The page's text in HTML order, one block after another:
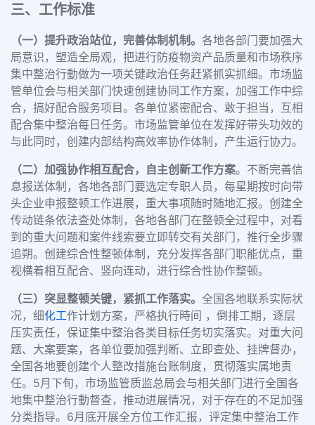
三、工作标准
（一）提升政治站位，完善体制机制。 各地各部门要加强大
局意识，塑造全局观，把进行防疫物资产品质量和市场秩序
集中整治行動做为一项关键政治任务赶紧抓实抓细。市场监
管单位会与相关部门快速创建协同工作方案，加强工作中综
合，搞好配合服务项目。各单位紧密配合、敢于担当，互相
配合集中整治每日任务。市场监管单位在发挥好带头功效的
与此同时，创建内部结构高效率协作体制，产生运行协力。
（二）加强协作相互配合，自主创新工作方案。不断完善信
息报送体制，各地各部门要选定专职人员，每星期按时向带
头企业申报整顿工作进展，重大事项随时随地汇报。创建全
传动链条依法查处体制，各地各部门在整顿全过程中，对看
到的重大问题和案件线索要立即转交有关部门，推行全步骤
追朔。创建综合性整顿体制，充分发挥各部门职能优点，重
视横着相互配合、竖向连动，进行综合性协作整顿。
（三）突显整顿关键，紧抓工作落实。 全国各地联系实际状
况，细化工作计划方案，严格执行時间 ，倒排工期，逐层
压实责任，保证集中整治各类目标任务切实落实。对重大问
题、大案要案，各单位要加强判断、立即查处、挂牌督办，
全国各地要创建个人整改措施台账制度，贯彻落实属地责
任。5月下旬，市场监管质监总局会与相关部门进行全国各
地集中整治行動督查，推动进展情况，对于存在的不足加强
分类指导。6月底开展全方位工作汇报，评定集中整治工作